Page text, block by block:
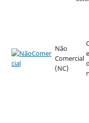
Não
Comercial
(NC)